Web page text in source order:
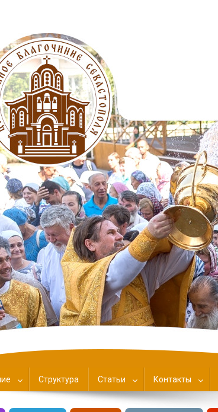
Благочиние
Структура Статьи Контакты